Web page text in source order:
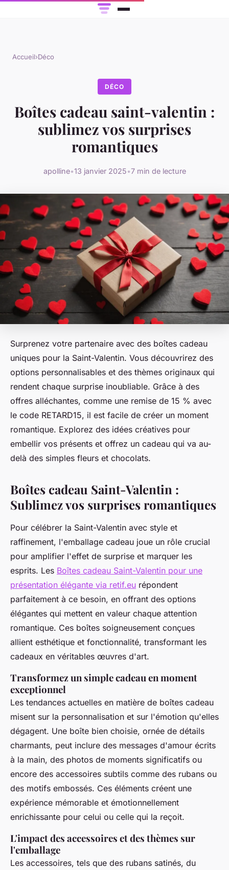
Accueil›Déco
DÉCO
Boîtes cadeau saint-valentin :
sublimez vos surprises
romantiques
apolline•13 janvier 2025•7 min de lecture
Surprenez votre partenaire avec des boîtes cadeau
uniques pour la Saint-Valentin. Vous découvrirez des
options personnalisables et des thèmes originaux qui
rendent chaque surprise inoubliable. Grâce à des
offres alléchantes, comme une remise de 15 % avec
le code RETARD15, il est facile de créer un moment
romantique. Explorez des idées créatives pour
embellir vos présents et offrez un cadeau qui va au-
delà des simples fleurs et chocolats.
Boîtes cadeau Saint-Valentin :
Sublimez vos surprises romantiques
Pour célébrer la Saint-Valentin avec style et
raffinement, l'emballage cadeau joue un rôle crucial
pour amplifier l'effet de surprise et marquer les
esprits. Les Boîtes cadeau Saint-Valentin pour une
présentation élégante via retif.eu répondent
parfaitement à ce besoin, en offrant des options
élégantes qui mettent en valeur chaque attention
romantique. Ces boîtes soigneusement conçues
allient esthétique et fonctionnalité, transformant les
cadeaux en véritables œuvres d'art.
Transformez un simple cadeau en moment
exceptionnel
Les tendances actuelles en matière de boîtes cadeau
misent sur la personnalisation et sur l'émotion qu'elles
dégagent. Une boîte bien choisie, ornée de détails
charmants, peut inclure des messages d'amour écrits
à la main, des photos de moments significatifs ou
encore des accessoires subtils comme des rubans ou
des motifs embossés. Ces éléments créent une
expérience mémorable et émotionnellement
enrichissante pour celui ou celle qui la reçoit.
L'impact des accessoires et des thèmes sur
l'emballage
Les accessoires, tels que des rubans satinés, du